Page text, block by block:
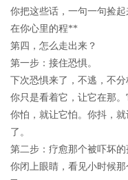
你把这些话，一句一句捡
在你心里的程**
第四，怎么走出来？
第一步：接住恐惧。
下次恐惧来了，不逃，不分
你只是看着它，让它在那。
你怕，就让它怕。你抖，
了。
第二步：疗愈那个被吓坏的
你闭上眼睛，看见小时候